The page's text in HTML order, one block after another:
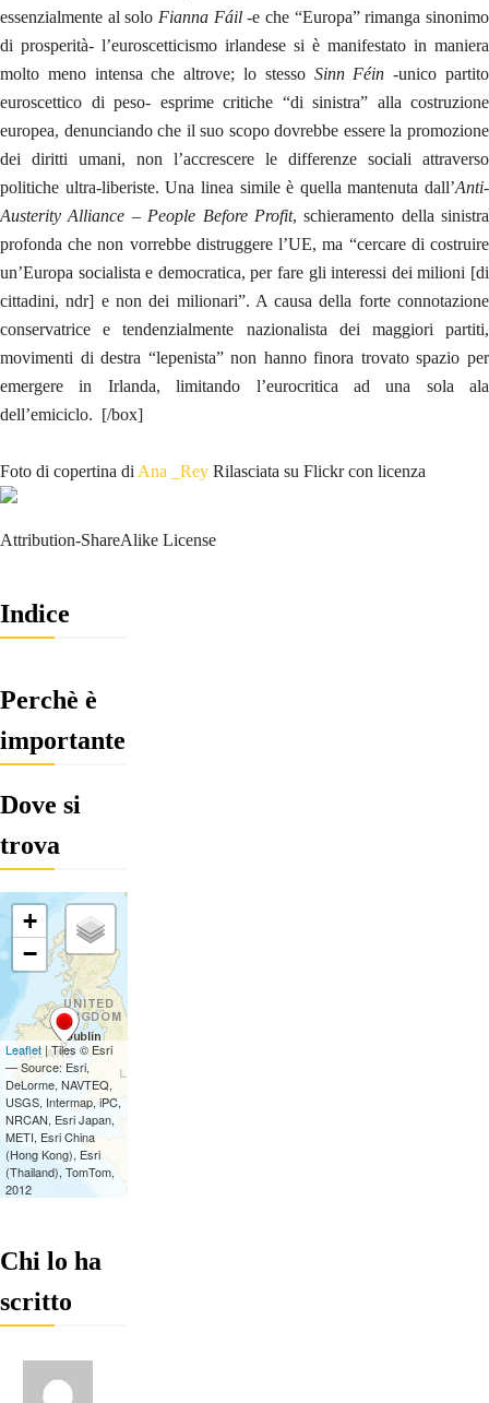
essenzialmente al solo Fianna Fáil-e che “Europa” rimanga sinonimo
di prosperità- l’euroscetticismo irlandese si è manifestato in maniera
molto meno intensa che altrove; lo stesso Sinn Féin -unico partito
euroscettico di peso- esprime critiche “di sinistra” alla costruzione
europea, denunciando che il suo scopo dovrebbe essere la promozione
dei diritti umani, non l’accrescere le differenze sociali attraverso
politiche ultra-liberiste. Una linea simile è quella mantenuta dall’Anti-
Austerity Alliance – People Before Profit, schieramento della sinistra
profonda che non vorrebbe distruggere l’UE, ma “cercare di costruire
un’Europa socialista e democratica, per fare gli interessi dei milioni [di
cittadini, ndr] e non dei milionari”. A causa della forte connotazione
conservatrice e tendenzialmente nazionalista dei maggiori partiti,
movimenti di destra “lepenista” non hanno finora trovato spazio per
emergere in Irlanda, limitando l’eurocritica ad una sola ala
dell’emiciclo. [/box]
Foto di copertina di Ana _Rey Rilasciata su Flickr con licenza
Attribution-ShareAlike License
Indice
Perchè è
importante
Dove si
trova
Chi lo ha
scritto